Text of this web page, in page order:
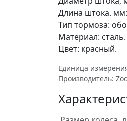
Длина штока.
Тип тормоза:
Материал: сталь.
Цвет: красный.
Единица
Производитель: